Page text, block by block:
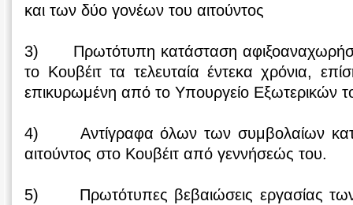
και των δύο γονέων του αιτούντος
3) Πρωτότυπη κατάσταση
το Κουβέιτ τα τελευταία έντεκα χρόνια,
επικυρωμένη από το Υπουργείο Εξωτερικών
4) Αντίγραφα όλων των συμβολαίων
αιτούντος στο Κουβέιτ από γεννήσεώς του.
5) Πρωτότυπες βεβαιώσεις εργασίας των